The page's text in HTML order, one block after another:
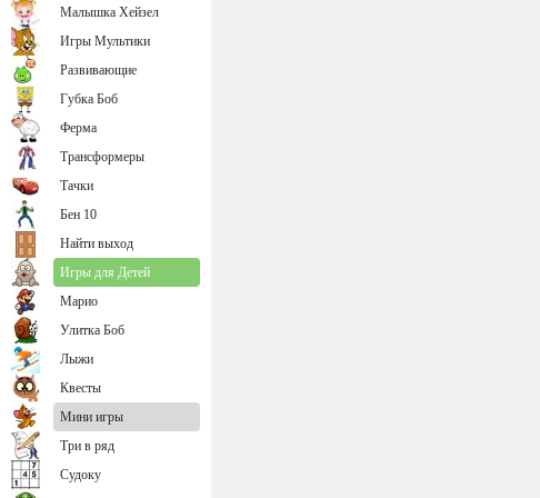
Малышка Хейзел
Игры Мультики
Развивающие
Губка Боб
Ферма
Трансформеры
Тачки
Бен 10
Найти выход
Игры для Детей
Марио
Улитка Боб
Лыжи
Квесты
Мини игры
Три в ряд
Судоку